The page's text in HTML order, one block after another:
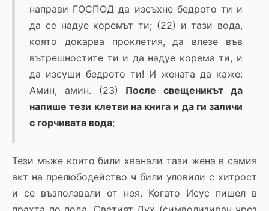
направи ГОСПОД да изсъхне бедрото ти и
да се надуе коремът ти; (22) и тази вода,
която докарва проклетия, да влезе във
вътрешностите ти и да надуе корема ти, и
да изсуши бедрото ти! И жената да каже:
Амин, амин. (23) После свещеникът да
напише тези клетви на книга и да ги заличи
с горчивата вода;
Тези мъже които били хванали тази жена в самия
акт на прелюбодейство ч били уловили с хитрост
и се възползвали от нея. Когато Исус пишел в